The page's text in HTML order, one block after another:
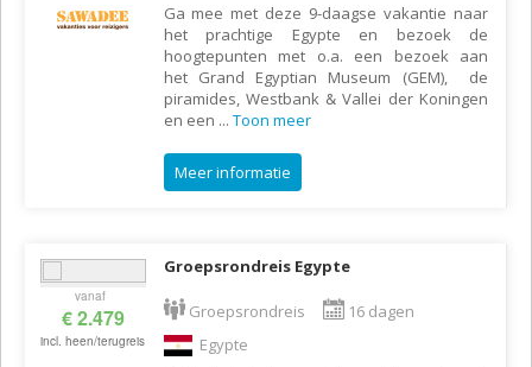
Ga mee met deze 9-daagse vakantie naar
het prachtige Egypte en bezoek de
hoogtepunten met o.a. een bezoek aan
het Grand Egyptian Museum (GEM), de
piramides, Westbank & Vallei der Koningen
en een ... Toon meer
Meer informatie
vanaf
€ 2.479
incl. heen/terugreis
Groepsrondreis Egypte
Groepsrondreis
16 dagen
Egypte